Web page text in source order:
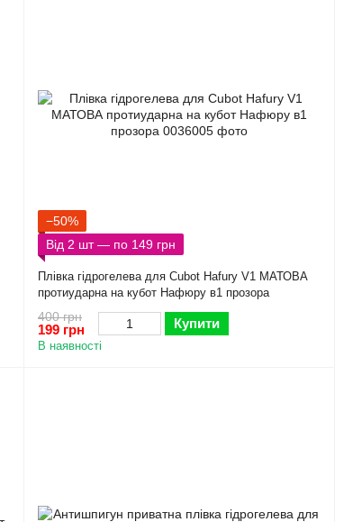
−50%
Від 2 шт — по 149 грн
Плівка гідрогелева для Cubot Hafury V1 МАТОВА
протиударна на кубот Hафюрy в1 прозора
400 грн
199 грн Купити
В наявності